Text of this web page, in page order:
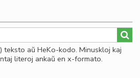
teksto aŭ HeKo-kodo. Minuskloj kaj
literoj ankaŭ en x-formato.